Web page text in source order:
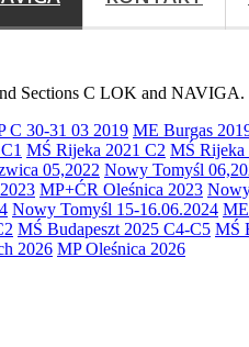
Sections C LOK and NAVIGA.
C 30-31 03 2019 ME Burgas
MŚ Rijeka 2021 C2 MŚ Rijeka
05,2022 Nowy Tomyśl
MP+ĆR Oleśnica 2023
Nowy Tomyśl 15-16.06.2024
MŚ Budapeszt 2025 C4-C5 MŚ
2026 MP Oleśnica 2026